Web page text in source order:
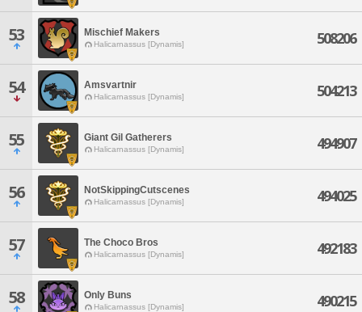
53 Mischief Makers
Halicarnassus [Dynamis] 508206
54 Amsvartnir
Halicarnassus [Dynamis] 504213
55 Giant Gil Gatherers
Halicarnassus [Dynamis] 494907
56 NotSkippingCutscenes
Halicarnassus [Dynamis] 494025
57 The Choco Bros
Halicarnassus [Dynamis] 492183
58 Only Buns
Halicarnassus [Dynamis] 490215